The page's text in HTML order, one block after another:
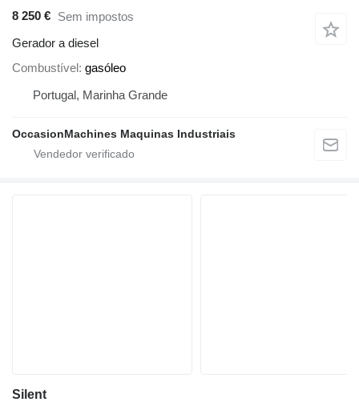
8 250 € Sem impostos
Gerador a diesel
Combustível gasóleo
Portugal, Marinha Grande
OccasionMachines Maquinas Industriais
Silent